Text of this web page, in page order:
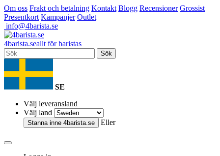
Om oss Frakt och betalning Kontakt Blogg Recensioner Grossist
Presentkort Kampanjer Outlet
info@4barista.se
4barista.seallt för baristas
Sök
SE
Välj leveransland
Välj land
Stanna inne 4barista.se Eller